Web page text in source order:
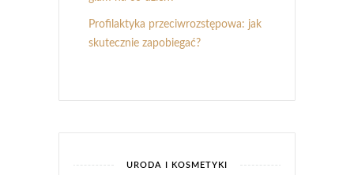
Profilaktyka przeciwrozstępowa: jak
skutecznie zapobiegać?
URODA I KOSMETYKI